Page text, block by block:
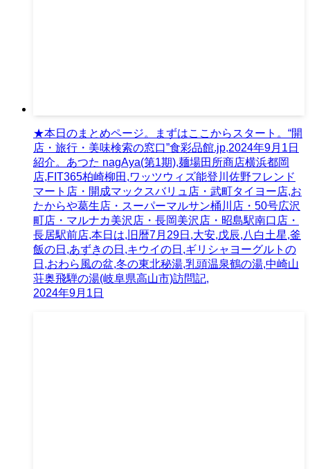
★本日のまとめページ。まずはここからスタート。“開
店・旅行・美味検索の窓口”食彩品館.jp,2024年9月1日
紹介。あつた nagAya(第1期),麺場田所商店横浜都岡
店,FIT365柏崎柳田,ワッツウィズ能登川佐野フレンド
マート店・開成マックスバリュ店・武町タイヨー店,お
たからや葛生店・スーパーマルサン桶川店・50号広沢
町店・マルナカ美沢店・長岡美沢店・昭島駅南口店・
長居駅前店,本日は,旧暦7月29日,大安,戊辰,八白土星,釜
飯の日,あずきの日,キウイの日,ギリシャヨーグルトの
日,おわら風の盆,冬の東北秘湯,乳頭温泉鶴の湯,中崎山
荘奥飛騨の湯(岐阜県高山市)訪問記,
2024年9月1日